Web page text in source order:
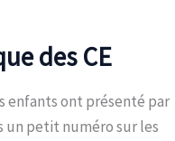
des CE
enfants ont présenté par
un petit numéro sur les